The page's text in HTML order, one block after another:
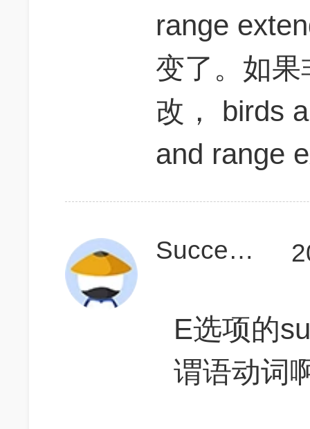
range
变了。如
改， birds
and range
Succeed788
E选项的
谓语动词